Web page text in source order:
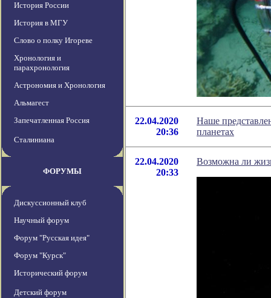
История России
История в МГУ
Слово о полку Игореве
Хронология и
парахронология
Астрономия и Хронология
Альмагест
Запечатленная Россия
Сталиниана
ФОРУМЫ
Дискуссионный клуб
Научный форум
Форум "Русская идея"
Форум "Курск"
Исторический форум
Детский форум
22.04.2020
20:36
Наше
планетах
22.04.2020
20:33
Возможна ли